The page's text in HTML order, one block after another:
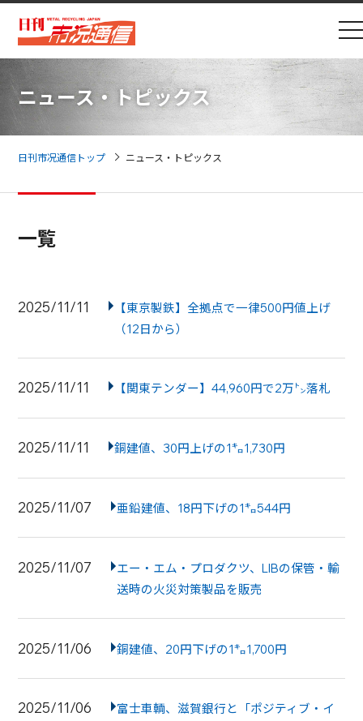
ニュース・トピックス
日刊市况通信トップ ニュース・トピックス
一覧
2025/11/11
【東京製鉄】全拠点で一律500円値上げ
（12日から）
2025/11/11 【関東テンダー】44,960円で2万㌧落札
2025/11/11 銅建値、30円上げの1㌔1,730円
2025/11/07 亜鉛建値、18円下げの1㌔544円
2025/11/07
エー・エム・プロダクツ、LIBの保管・輸
送時の火災対策製品を販売
2025/11/06 銅建値、20円下げの1㌔1,700円
2025/11/06
富士車輌、滋賀銀行と「ポジティブ・イ